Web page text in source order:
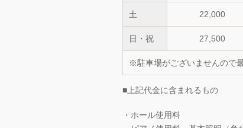
土 22,000
日・祝 27,500
※駐車場がございませんので
■上記代金に含まれるもの
・ホール使用料